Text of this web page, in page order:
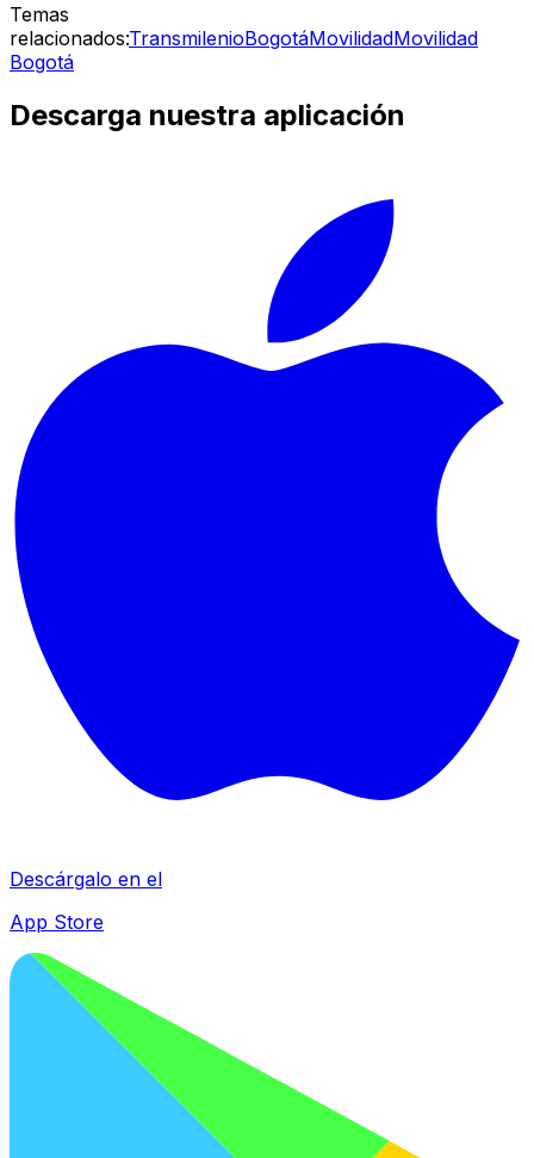
Temas
relacionados:TransmilenioBogotáMovilidadMovilidad
Bogotá
Descarga nuestra aplicación
Descárgalo en el
App Store